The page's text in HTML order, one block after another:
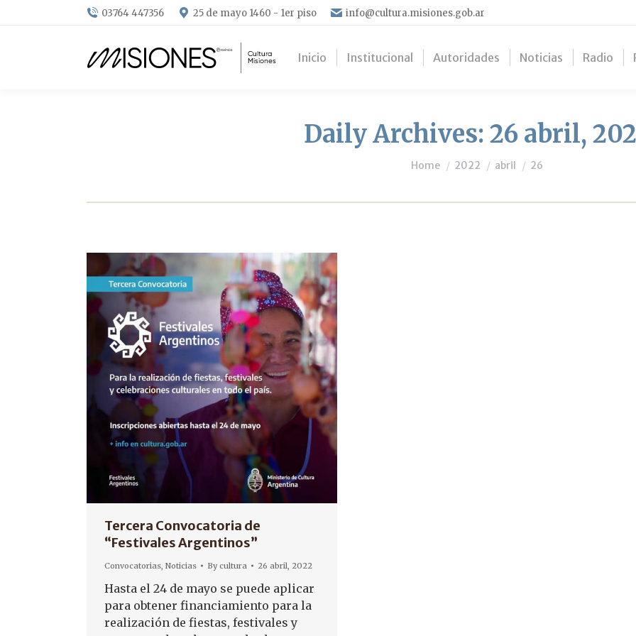
03764 447356 25 de mayo 1460 - 1er piso info@cultura.misiones.gob.ar
Inicio Institucional Autoridades Noticias Radio
Daily Archives: 26 abril,
You are here:
Home 2022 abril 26
Tercera Convocatoria de
“Festivales Argentinos”
Convocatorias, Noticias Bycultura 26 abril, 2022
Hasta el 24 de mayo se puede aplicar
para obtener financiamiento para la
realización de fiestas, festivales y